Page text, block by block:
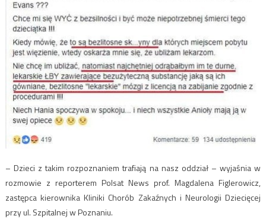
– Dzieci z takim rozpoznaniem trafiają na nasz oddział – wyjaśnia w
rozmowie z reporterem Polsat News prof. Magdalena Figlerowicz,
zastępca kierownika Kliniki Chorób Zakaźnych i Neurologii Dziecięcej
przy ul. Szpitalnej w Poznaniu.